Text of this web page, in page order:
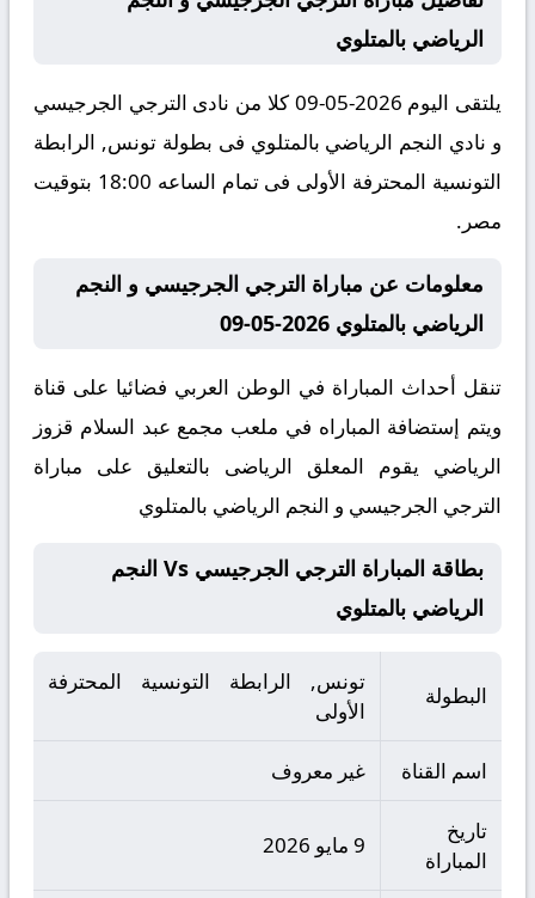
الرياضي بالمتلوي
يلتقى اليوم 2026-05-09 كلا من نادى الترجي الجرجيسي
و نادي النجم الرياضي بالمتلوي فى بطولة تونس, الرابطة
التونسية المحترفة الأولى فى تمام الساعه 18:00 بتوقيت
مصر.
معلومات عن مباراة الترجي الجرجيسي و النجم
الرياضي بالمتلوي 2026-05-09
تنقل أحداث المباراة في الوطن العربي فضائيا على قناة
ويتم إستضافة المباراه في ملعب مجمع عبد السلام قزوز
الرياضي يقوم المعلق الرياضى بالتعليق على مباراة
الترجي الجرجيسي و النجم الرياضي بالمتلوي
بطاقة المباراة الترجي الجرجيسي Vs النجم
الرياضي بالمتلوي
البطولة
تونس, الرابطة التونسية المحترفة
الأولى
اسم القناة غير معروف
تاريخ
المباراة
9 مايو 2026